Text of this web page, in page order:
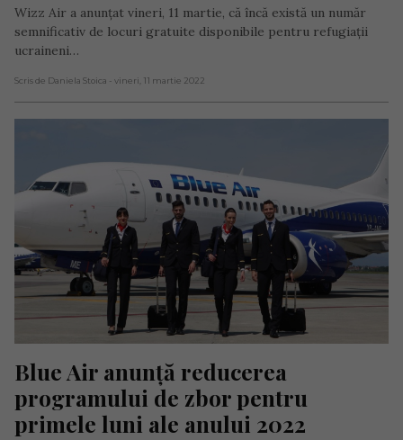
Wizz Air a anunțat vineri, 11 martie, că încă există un număr
semnificativ de locuri gratuite disponibile pentru refugiații
ucraineni…
Scris de Daniela Stoica - vineri, 11 martie 2022
Blue Air anunță reducerea
programului de zbor pentru
primele luni ale anului 2022